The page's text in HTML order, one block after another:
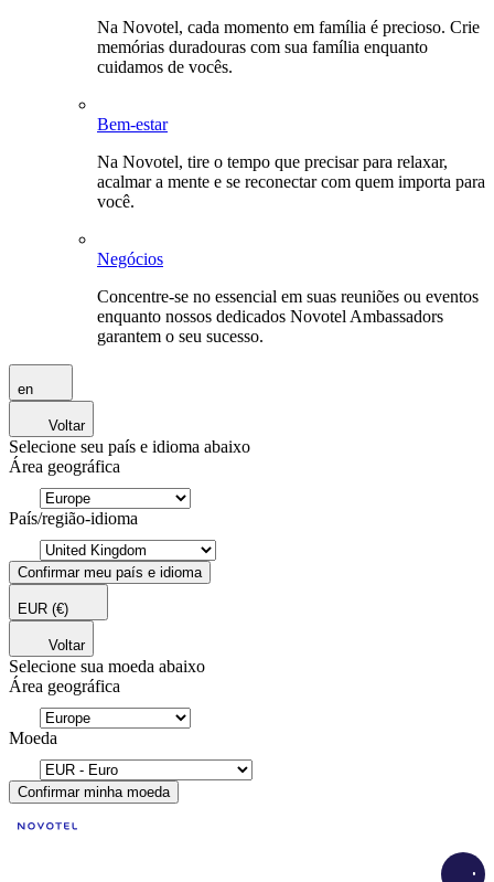
Na Novotel, cada momento em família é precioso. Crie
memórias duradouras com sua família enquanto
cuidamos de vocês.
Bem-estar
Na Novotel, tire o tempo que precisar para relaxar,
acalmar a mente e se reconectar com quem importa para
você.
Negócios
Concentre-se no essencial em suas reuniões ou eventos
enquanto nossos dedicados Novotel Ambassadors
garantem o seu sucesso.
en
Voltar
Selecione seu país e idioma abaixo
Área geográfica
País/região-idioma
Confirmar meu país e idioma
EUR (€)
Voltar
Selecione sua moeda abaixo
Área geográfica
Moeda
Confirmar minha moeda